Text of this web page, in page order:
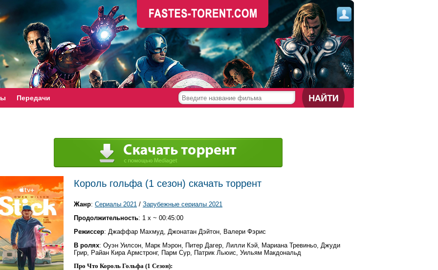
Передачи
Король гольфа (1 сезон) скачать торрент
Жанр: Сериалы 2021 / Зарубежные сериалы 2021
Продолжительность: 1 x ~ 00:45:00
Режиссер: Джаффар Махмуд, Джонатан Дэйтон, Валери Фэрис
В ролях: Оуэн Уилсон, Марк Мэрон, Питер Дагер, Лилли Кэй, Мариана Тревиньо, Джуди
Грир, Райан Кира Армстронг, Парм Сур, Патрик Льюис, Уильям Макдональд
Про Что Король Гольфа (1 Сезон):